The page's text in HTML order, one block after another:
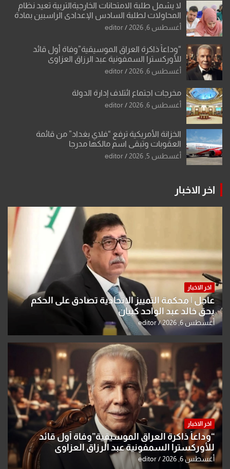
لا يشمل طلبة الامتحانات الخارجيةالتربية تعيد نظام
المحاولات لطلبة السادس الإعدادي الراسبين بمادة
أو مادتين
أغسطس 6, 2026 editor
“وداعاً ذاكرة العراق الموسيقية”وفاة أول قائد
للأوركسترا السمفونية عبد الرزاق العزاوي
أغسطس 6, 2026 editor
مخرجات اجتماع ائتلاف إدارة الدولة
أغسطس 6, 2026 editor
الخزانة الأمريكية ترفع “فلاي بغداد” من قائمة
العقوبات وتبقي اسم مالكها مدرجا
أغسطس 5, 2026 editor
اخر الاخبار
اخر الاخبار
عاجل | محكمة التمييز الاتحادية تصادق على الحكم
بحق خالد عبد الواحد كبيان
أغسطس 6, 2026 editor
اخر الاخبار
“وداعاً ذاكرة العراق الموسيقية”وفاة أول قائد
للأوركسترا السمفونية عبد الرزاق العزاوي
أغسطس 6, 2026 editor